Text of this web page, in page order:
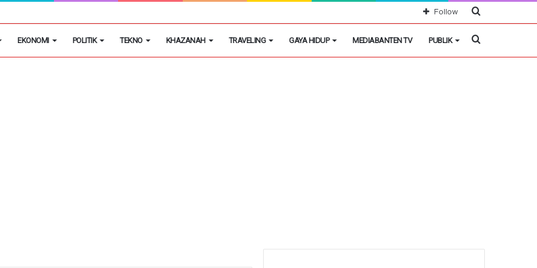
Cari
Follow
EKONOMI POLITIK TEKNO KHAZANAH TRAVELING GAYA HIDUP MEDIABANTEN TV PUBLIK Cari